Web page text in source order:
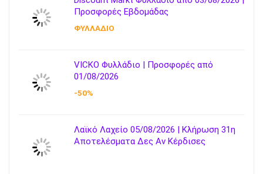
Προσφορές Εβδομάδας
ΦΥΛΛΑΔΙΟ
VICKO Φυλλάδιο | Προσφορές από
01/08/2026
-50%
Λαϊκό Λαχείο 05/08/2026 | Κλήρωση 31η
Αποτελέσματα Δες Αν Κέρδισες